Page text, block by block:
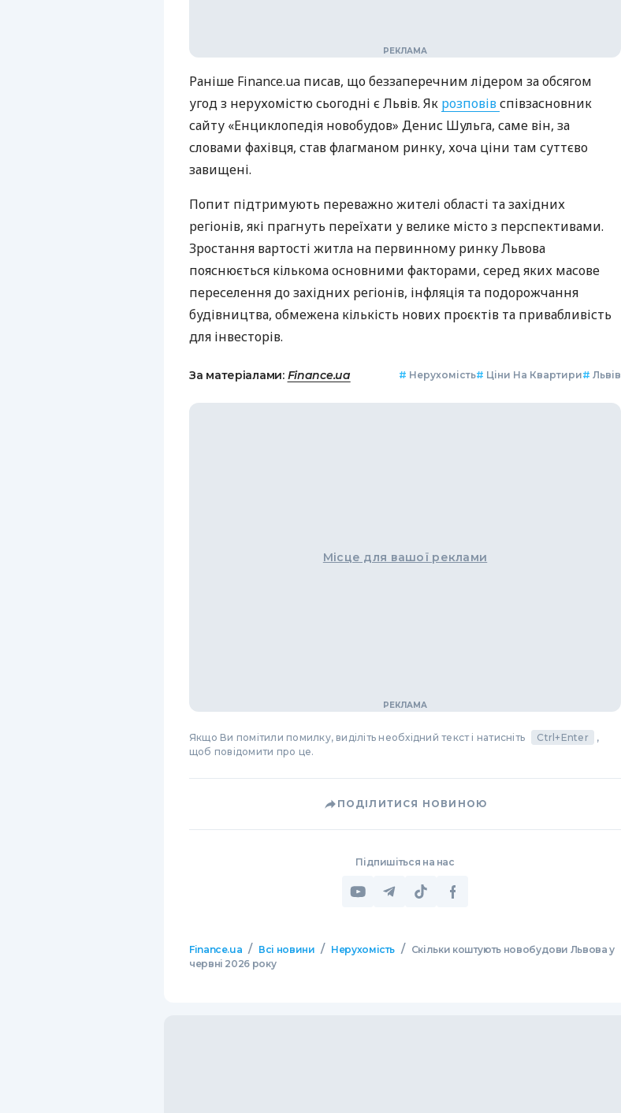
Раніше Finance.ua писав, щобеззаперечним лідером за обсягом
угод з нерухомістю сьогодні є Львів. Як розповівспівзасновник
сайту «Енциклопедія новобудов» Денис Шульга, саме він, за
словами фахівця, став флагманом ринку, хоча ціни там суттєво
завищені.
Попит підтримують переважно жителі області та західних
регіонів, які прагнуть переїхати у велике місто з перспективами.
Зростання вартості житла на первинному ринку Львова
пояснюється кількома основними факторами, серед яких масове
переселення до західних регіонів, інфляція та подорожчання
будівництва, обмежена кількість нових проєктів та привабливість
для інвесторів.
За матеріалами: Finance.ua # Нерухомість# Ціни На Квартири# Львів
Місце для вашої реклами
Якщо Ви помітили помилку, виділіть необхідний текст і натисніть Ctrl+Enter
,
щоб повідомити про це.
ПОДІЛИТИСЯ НОВИНОЮ
Підпишіться на нас
Finance.ua / Всі новини / Нерухомість /
Скільки коштують новобудови Львова у
червні 2026 року